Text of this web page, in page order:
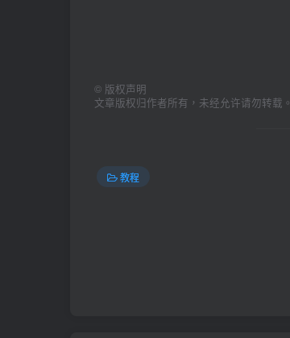
© 版权声明
文章版权归作者所有，未经允许请勿转载。
教程